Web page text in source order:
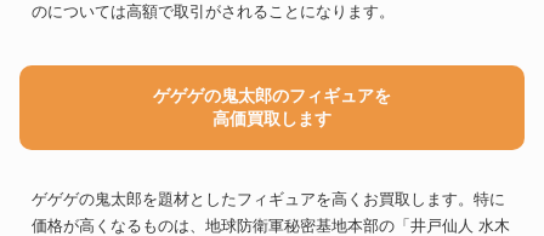
のについては高額で取引がされることになります。
ゲゲゲの鬼太郎のフィギュアを
高価買取します
ゲゲゲの鬼太郎を題材としたフィギュアを高くお買取します。特に
価格が高くなるものは、地球防衛軍秘密基地本部の「井戸仙人 水木